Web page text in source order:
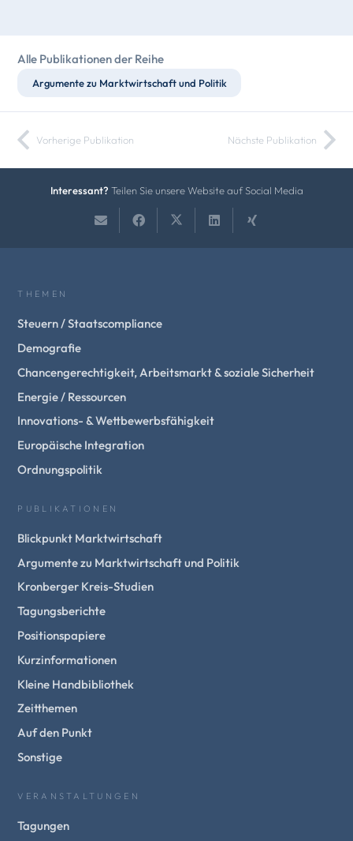
Alle Publikationen der Reihe
Argumente zu Marktwirtschaft und Politik
Vorherige Publikation Nächste Publikation
Interessant? Teilen Sie unsere Website auf Social Media
THEMEN
Steuern / Staatscompliance
Demografie
Chancengerechtigkeit, Arbeitsmarkt & soziale Sicherheit
Energie / Ressourcen
Innovations- & Wettbewerbsfähigkeit
Europäische Integration
Ordnungspolitik
PUBLIKATIONEN
Blickpunkt Marktwirtschaft
Argumente zu Marktwirtschaft und Politik
Kronberger Kreis-Studien
Tagungsberichte
Positionspapiere
Kurzinformationen
Kleine Handbibliothek
Zeitthemen
Auf den Punkt
Sonstige
VERANSTALTUNGEN
Tagungen